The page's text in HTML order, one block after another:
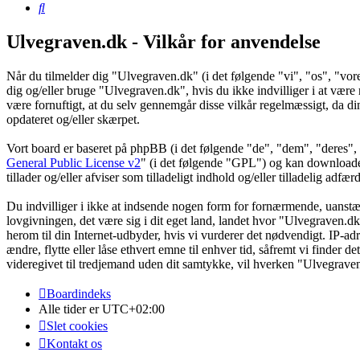
Søg
Ulvegraven.dk - Vilkår for anvendelse
Når du tilmelder dig "Ulvegraven.dk" (i det følgende "vi", "os",
dig og/eller bruge "Ulvegraven.dk", hvis du ikke indvilliger i at være
være fornuftigt, at du selv gennemgår disse vilkår regelmæssigt, da
opdateret og/eller skærpet.
Vort board er baseret på phpBB (i det følgende "de", "dem",
General Public License v2" (i det følgende "GPL") og kan
tillader og/eller afviser som tilladeligt indhold og/eller tilladelig
Du indvilliger i ikke at indsende nogen form for fornærmende,
lovgivningen, det være sig i dit eget land, landet hvor
herom til din Internet-udbyder, hvis vi vurderer det nødvendigt. IP-
ændre, flytte eller låse ethvert emne til enhver tid, såfremt vi finder
videregivet til tredjemand uden dit samtykke, vil hverken
Boardindeks
Alle tider erUTC+02:00
Slet cookies
Kontakt os